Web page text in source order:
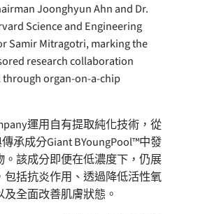
Joonghyun Ahn and Dr.
Science and Engineering
Samir Mitragotri, marking the
research collaboration
organ-on-a-chip
運用自有提取純化技術，從
承成分Giant BYoungPool™中發
該成分即便在低濃度下，仍展
括抗炎作用、透過降低活性氧
全面改善肌膚狀態。